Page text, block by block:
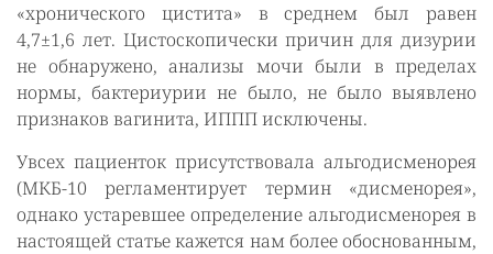
«хронического цистита» в среднем был равен
4,7±1,6 лет. Цистоскопически причин для дизурии
не обнаружено, анализы мочи были в пределах
нормы, бактериурии не было, не было выявлено
признаков вагинита, ИППП исключены.
Увсех пациенток присутствовала альгодисменорея
(МКБ-10 регламентирует термин «дисменорея»,
однако устаревшее определение альгодисменорея в
настоящей статье кажется нам более обоснованным,